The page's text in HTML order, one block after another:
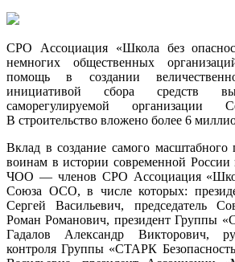
СРО Ассоциация «Школа без
немногих общественных
помощь в создании
инициативой сбора средств
саморегулируемой организации
В строительство вложено более 6
Вклад в создание самого масштабного
воинам в истории современной России
ЧОО — членов СРО Ассоциация
Союза ОСО, в числе которых:
Сергей Васильевич, председатель
Роман Романович, президент Группы
Гадалов Александр Викторович,
контроля Группы «СТАРК